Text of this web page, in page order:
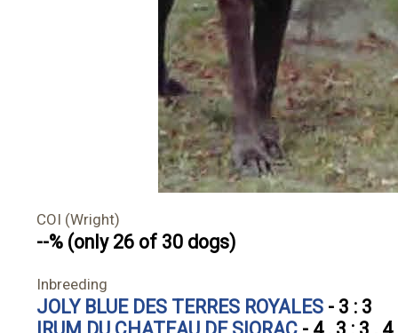
COI (Wright)
--% (only 26 of 30 dogs)
Inbreeding
JOLY BLUE DES TERRES ROYALES - 3 : 3